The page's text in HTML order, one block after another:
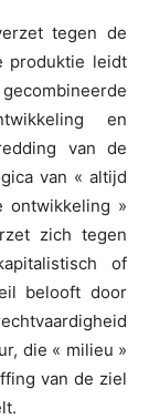
tegen de
produktie leidt
en
van de
van « altijd
ontwikkeling »
zich tegen
of
belooft door
die « milieu »
van de ziel